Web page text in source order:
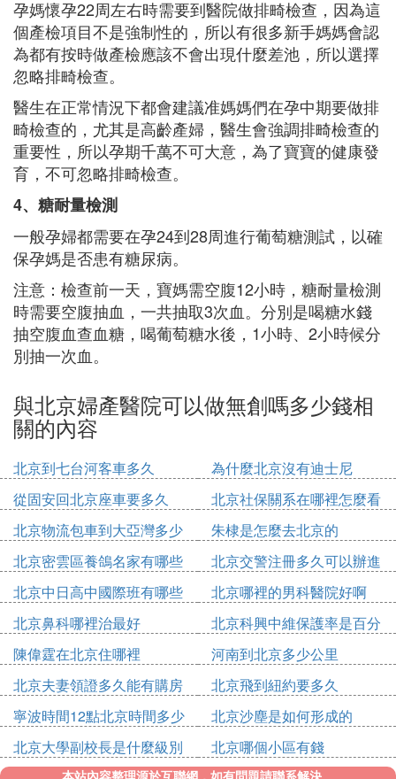
孕媽懷孕22周左右時需要到醫院做排畸檢查，因為這
個產檢項目不是強制性的，所以有很多新手媽媽會認
為都有按時做產檢應該不會出現什麼差池，所以選擇
忽略排畸檢查。
醫生在正常情況下都會建議准媽媽們在孕中期要做排
畸檢查的，尤其是高齡產婦，醫生會強調排畸檢查的
重要性，所以孕期千萬不可大意，為了寶寶的健康發
育，不可忽略排畸檢查。
4、糖耐量檢測
一般孕婦都需要在孕24到28周進行葡萄糖測試，以確
保孕媽是否患有糖尿病。
注意：檢查前一天，寶媽需空腹12小時，糖耐量檢測
時需要空腹抽血，一共抽取3次血。分別是喝糖水錢
抽空腹血查血糖，喝葡萄糖水後，1小時、2小時候分
別抽一次血。
與北京婦產醫院可以做無創嗎多少錢相
關的內容
北京到七台河客車多久
為什麼北京沒有迪士尼
從固安回北京座車要多久
北京社保關系在哪裡怎麼看
北京物流包車到大亞灣多少
錢
朱棣是怎麼去北京的
北京密雲區養鴿名家有哪些
人
北京交警注冊多久可以辦進
京證
北京中日高中國際班有哪些
北京哪裡的男科醫院好啊
北京鼻科哪裡治最好
北京科興中維保護率是百分
之多少
陳偉霆在北京住哪裡
河南到北京多少公里
北京夫妻領證多久能有購房
資格
北京飛到紐約要多久
寧波時間12點北京時間多少
點
北京沙塵是如何形成的
北京大學副校長是什麼級別
北京哪個小區有錢
本站內容整理源於互聯網，如有問題請聯系解決。